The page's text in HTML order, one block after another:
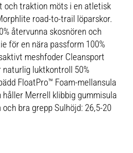
och traktion möts i en atletisk
road-to-trail löparskor.
återvunna skosnören och
för en nära passform 100%
meshfoder Cleansport
naturlig luktkontroll 50%
FloatPro™ Foam-mellansula
Merrell klibbig gummisula
bra grepp Sulhöjd: 26,5-20